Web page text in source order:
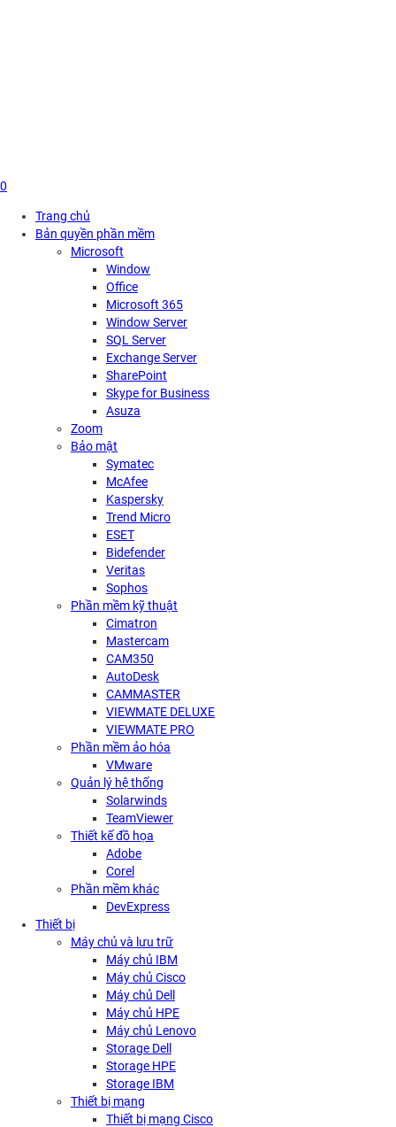
0
Trang chủ
Bản quyền phần mềm
Microsoft
Window
Office
Microsoft 365
Window Server
SQL Server
Exchange Server
SharePoint
Skype for Business
Asuza
Zoom
Bảo mật
Symatec
McAfee
Kaspersky
Trend Micro
ESET
Bidefender
Veritas
Sophos
Phần mềm kỹ thuật
Cimatron
Mastercam
CAM350
AutoDesk
CAMMASTER
VIEWMATE DELUXE
VIEWMATE PRO
Phần mềm ảo hóa
VMware
Quản lý hệ thống
Solarwinds
TeamViewer
Thiết kế đồ họa
Adobe
Corel
Phần mềm khác
DevExpress
Thiết bị
Máy chủ và lưu trữ
Máy chủ IBM
Máy chủ Cisco
Máy chủ Dell
Máy chủ HPE
Máy chủ Lenovo
Storage Dell
Storage HPE
Storage IBM
Thiết bị mạng
Thiết bị mạng Cisco